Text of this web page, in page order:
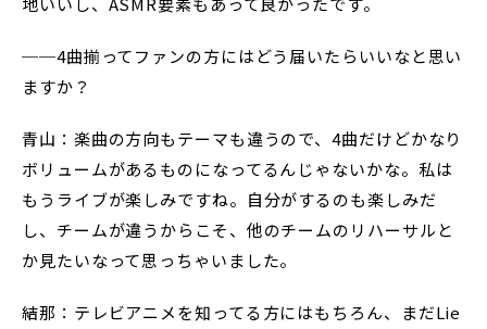
──4曲揃ってファンの方にはどう届いたらいいなと思い
ますか？
青山：楽曲の方向もテーマも違うので、4曲だけどかなり
ボリュームがあるものになってるんじゃないかな。私は
もうライブが楽しみですね。自分がするのも楽しみだ
し、チームが違うからこそ、他のチームのリハーサルと
か見たいなって思っちゃいました。
結那：テレビアニメを知ってる方にはもちろん、まだLie